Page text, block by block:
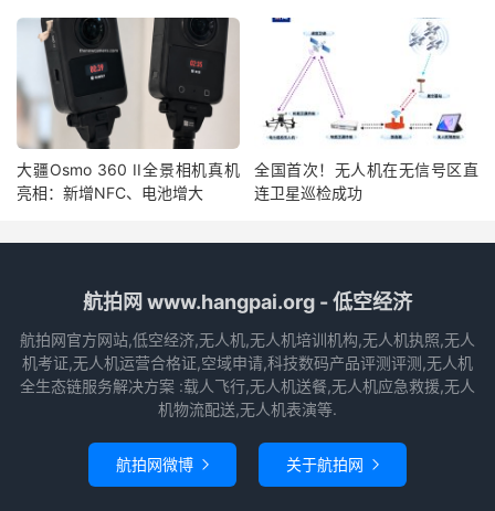
大疆Osmo 360 II全景相机真机
亮相：新增NFC、电池增大
全国首次！无人机在无信号区直
连卫星巡检成功
航拍网 www.hangpai.org - 低空经济
航拍网官方网站,低空经济,无人机,无人机培训机构,无人机执照,无人
机考证,无人机运营合格证,空域申请,科技数码产品评测评测,无人机
全生态链服务解决方案 :载人飞行,无人机送餐,无人机应急救援,无人
机物流配送,无人机表演等.
航拍网微博  关于航拍网 